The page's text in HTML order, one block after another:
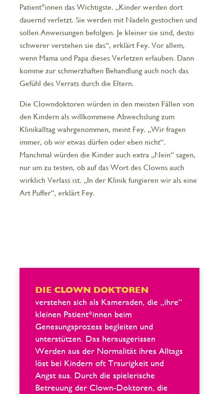
Patient*innen das Wichtigste. „Kinder werden dort
dauernd verletzt. Sie werden mit Nadeln gestochen und
sollen Anweisungen befolgen. Je kleiner sie sind, desto
schwerer verstehen sie das“, erklärt Fey. Vor allem,
wenn Mama und Papa dieses Verletzen erlauben. Dann
komme zur schmerzhaften Behandlung auch noch das
Gefühl des Verrats durch die Eltern.
Die Clowndoktoren würden in den meisten Fällen von
den Kindern als willkommene Abwechslung zum
Klinikalltag wahrgenommen, meint Fey. „Wir fragen
immer, ob wir etwas dürfen oder eben nicht“.
Manchmal würden die Kinder auch extra „Nein“ sagen,
nur um zu testen, ob auf das Wort des Clowns auch
wirklich Verlass ist. „In der Klinik fungieren wir als eine
Art Puffer“, erklärt Fey.
DIE CLOWN DOKTOREN
verstehen sich als Kameraden, die „ihre“
kleinen Patient*innen beim
Genesungsprozess begleiten und
unterstützen. Das herausgerissen
Werden aus der Normalität ihres Alltags
löst bei Kindern oft Traurigkeit und
Angst aus. Durch die spielerische
Betreuung der Clown-Doktoren, die